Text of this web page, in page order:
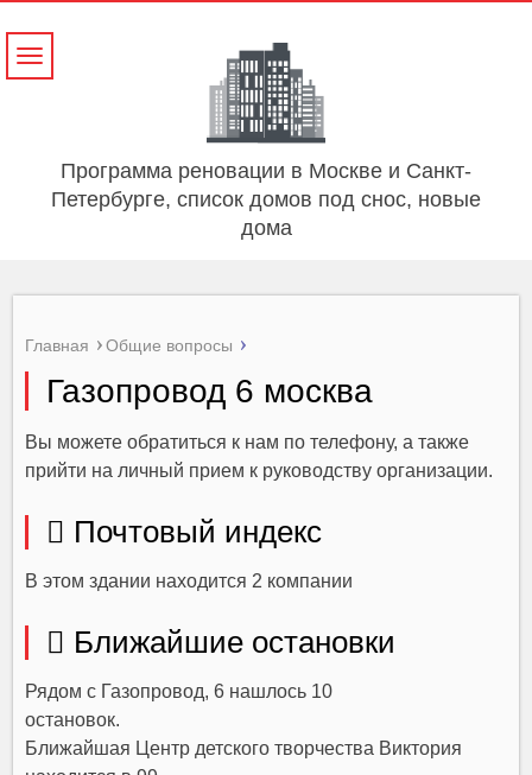
Программа реновации в Москве и Санкт-
Петербурге, список домов под снос, новые
дома
Навигация
Главная Общие вопросы
Газопровод 6 москва
Вы можете обратиться к нам по телефону, а также
прийти на личный прием к руководству организации.
 Почтовый индекс
В этом здании находится 2 компании
 Ближайшие остановки
Рядом с Газопровод, 6 нашлось 10
остановок.
Ближайшая Центр детского творчества Виктория